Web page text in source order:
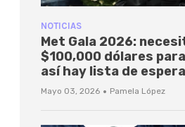
NOTICIAS
Met Gala 2026:
$100,000 dólares
así hay lista de espera
Mayo 03, 2026 · Pamela López